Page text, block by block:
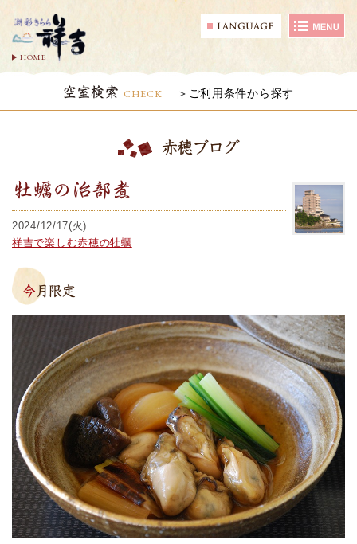
HOME
空室検索 CHECK ご利用条件から探す
赤穂ブログ
牡蠣の治部煮
2024/12/17(火)
祥吉で楽しむ赤穂の牡蠣
今月限定